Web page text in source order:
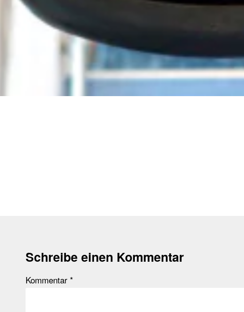
Schreibe einen Kommentar
Kommentar *